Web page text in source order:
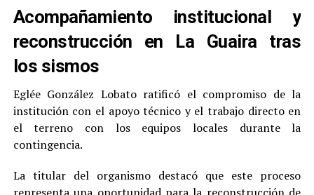
Acompañamiento institucional y
reconstrucción en La Guaira tras
los sismos
Eglée González Lobato ratificó el compromiso de la
institución con el apoyo técnico y el trabajo directo en
el terreno con los equipos locales durante la
contingencia.
La titular del organismo destacó que este proceso
representa una oportunidad para la reconstrucción de